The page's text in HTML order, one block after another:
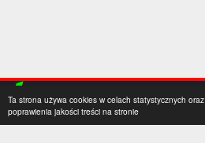
Ta strona używa cookies w celach statystycznych oraz
poprawienia jakości treści na stronie